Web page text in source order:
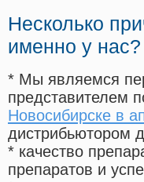
Несколько
именно у нас?
* Мы являемся
представителем
Новосибирске в
дистрибьютором
* качество
препаратов и